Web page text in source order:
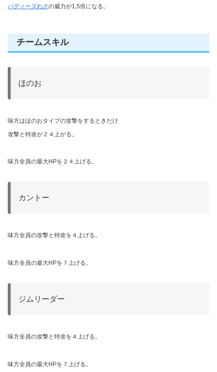
バディーズわざの威力が1,5倍になる。
チームスキル
ほのお
味方はほのおタイプの攻撃をするときだけ
攻撃と特攻が２４上がる。
味方全員の最大HPを２４上げる。
カントー
味方全員の攻撃と特攻を４上げる。
味方全員の最大HPを７上げる。
ジムリーダー
味方全員の攻撃と特攻を４上げる。
味方全員の最大HPを７上げる。